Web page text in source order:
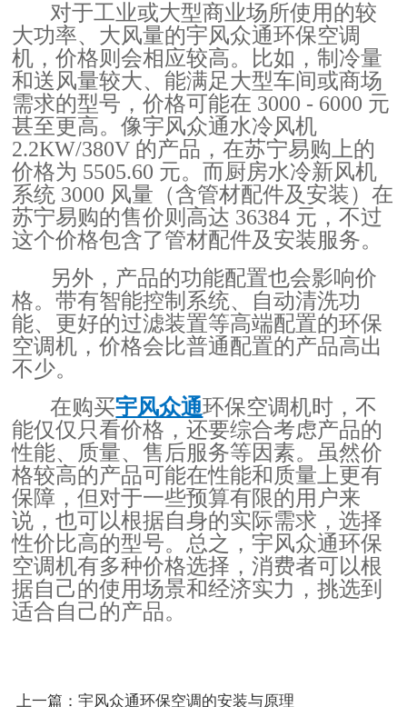
对于工业或大型商业场所使用的较
大功率、大风量的宇风众通环保空调
机，价格则会相应较高。比如，制冷量
和送风量较大、能满足大型车间或商场
需求的型号，价格可能在 3000 - 6000 元
甚至更高。像宇风众通水冷风机
2.2KW/380V 的产品，在苏宁易购上的
价格为 5505.60 元。而厨房水冷新风机
系统 3000 风量（含管材配件及安装）在
苏宁易购的售价则高达 36384 元，不过
这个价格包含了管材配件及安装服务。
另外，产品的功能配置也会影响价
格。带有智能控制系统、自动清洗功
能、更好的过滤装置等高端配置的环保
空调机，价格会比普通配置的产品高出
不少。
在购买宇风众通环保空调机时，不
能仅仅只看价格，还要综合考虑产品的
性能、质量、售后服务等因素。虽然价
格较高的产品可能在性能和质量上更有
保障，但对于一些预算有限的用户来
说，也可以根据自身的实际需求，选择
性价比高的型号。总之，宇风众通环保
空调机有多种价格选择，消费者可以根
据自己的使用场景和经济实力，挑选到
适合自己的产品。
上一篇：宇风众通环保空调的安装与原理